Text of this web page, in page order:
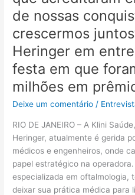
de nossas
crescermos
Heringer em
festa em que
milhões em
Deixe um comentário /
RIO DE JANEIRO – A Klini
Heringer, atualmente é gerida
médicos e engenheiros, onde
papel estratégico na
especializada em oftalmologia,
deixar sua prática médica para
Heringer
em
entrevista
durante
a
festa
em
foram
sorteados
2
milhões
em
prêmios